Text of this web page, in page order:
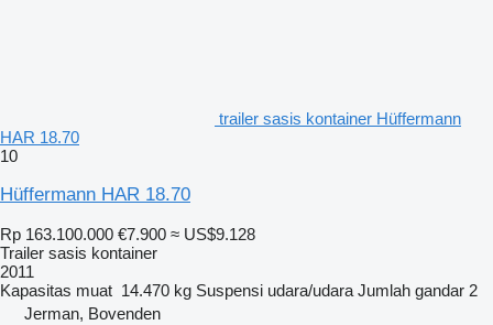
trailer sasis kontainer Hüffermann
HAR 18.70
10
Hüffermann HAR 18.70
Rp 163.100.000 €7.900 ≈ US$9.128
Trailer sasis kontainer
2011
Kapasitas muat 14.470 kg Suspensi udara/udara Jumlah gandar 2
Jerman, Bovenden